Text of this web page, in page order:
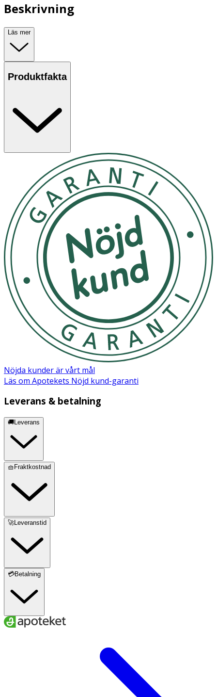
Beskrivning
Läs mer
Produktfakta
Nöjda kunder är vårt mål
Läs om Apotekets Nöjd kund-garanti
Leverans & betalning
🚚Leverans
🧺Fraktkostnad
🚀Leveranstid
💳Betalning